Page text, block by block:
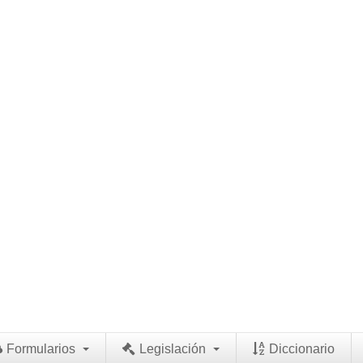
Formularios Legislación Diccionario